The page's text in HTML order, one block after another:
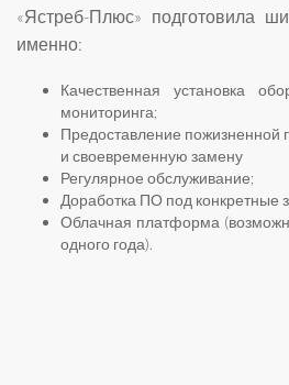
«Ястреб-Плюс» подготовила
именно:
Качественная установка
мониторинга;
Предоставление пожизненной
и своевременную замену
Регулярное обслуживание;
Доработка ПО под конкретные
Облачная платформа
одного года).